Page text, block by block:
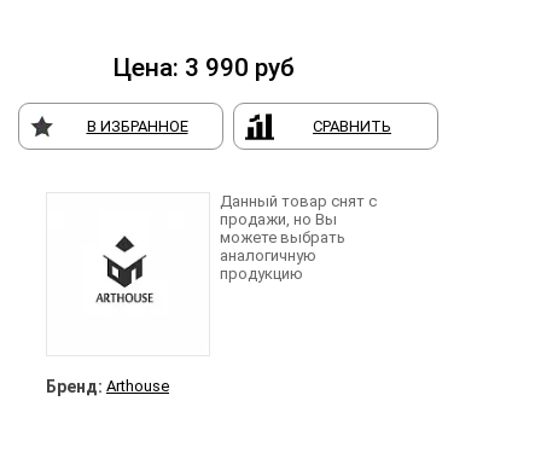
Цена: 3 990 руб
В ИЗБРАННОЕ СРАВНИТЬ
Бренд: Arthouse
Данный товар снят с
продажи, но Вы
можете выбрать
аналогичную
продукцию